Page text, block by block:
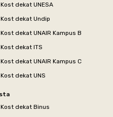
Kost dekat UNESA
Kost dekat Undip
Kost dekat UNAIR Kampus B
Kost dekat ITS
Kost dekat UNAIR Kampus C
Kost dekat UNS
Kost dekat Binus